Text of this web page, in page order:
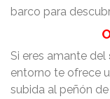
barco para
Si eres amante del
entorno te ofrece
subida al peñón